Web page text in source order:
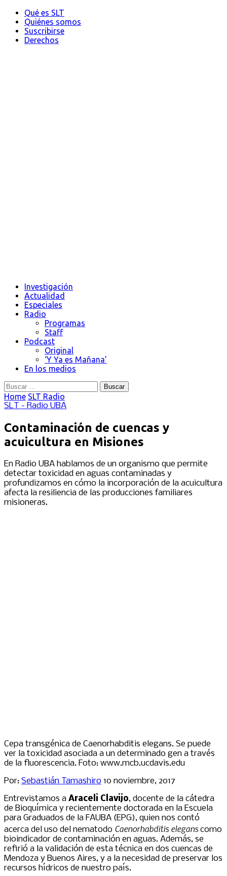
Qué es SLT
Quiénes somos
Suscribirse
Derechos
Investigación
Actualidad
Especiales
Radio
Programas
Staff
Podcast
Original
‘Y Ya es Mañana’
En los medios
Buscar:
Home SLT Radio
SLT - Radio UBA
Contaminación de cuencas y
acuicultura en Misiones
En Radio UBA hablamos de un organismo que permite
detectar toxicidad en aguas contaminadas y
profundizamos en cómo la incorporación de la acuicultura
afecta la resiliencia de las producciones familiares
misioneras.
Cepa transgénica de Caenorhabditis elegans. Se puede
ver la toxicidad asociada a un determinado gen a través
de la fluorescencia. Foto: www.mcb.ucdavis.edu
Por: Sebastián Tamashiro 10 noviembre, 2017
Entrevistamos a Araceli Clavijo, docente de la cátedra
de Bioquímica y recientemente doctorada en la Escuela
para Graduados de la FAUBA (EPG), quien nos contó
acerca del uso del nematodo Caenorhabditis eleganscomo
bioindicador de contaminación en aguas. Además, se
refirió a la validación de esta técnica en dos cuencas de
Mendoza y Buenos Aires, y a la necesidad de preservar los
recursos hídricos de nuestro país.